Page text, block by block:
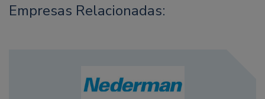
Empresas Relacionadas: